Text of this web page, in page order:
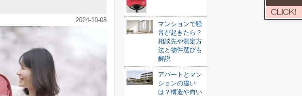
2024-10-08
マンションで騒
音が起きたら？
相談先や測定方
法と物件選びも
解説
アパートとマン
ションの違い
は？構造や向い